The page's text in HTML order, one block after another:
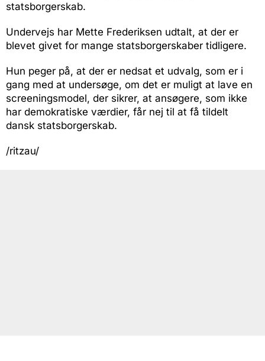
statsborgerskab.
Undervejs har Mette Frederiksen udtalt, at der er
blevet givet for mange statsborgerskaber tidligere.
Hun peger på, at der er nedsat et udvalg, som er i
gang med at undersøge, om det er muligt at lave en
screeningsmodel, der sikrer, at ansøgere, som ikke
har demokratiske værdier, får nej til at få tildelt
dansk statsborgerskab.
/ritzau/